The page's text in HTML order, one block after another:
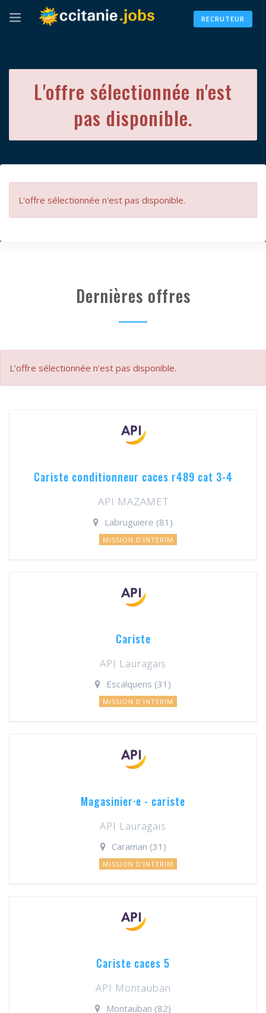
RECRUTEUR
L'offre sélectionnée n'est
pas disponible.
L'offre sélectionnée n'est pas disponible.
Dernières offres
L'offre sélectionnée n'est pas disponible.
Cariste conditionneur caces r489 cat 3-4
API MAZAMET
Labruguiere (81)
MISSION D'INTERIM
Cariste
API Lauragais
Escalquens (31)
MISSION D'INTERIM
Magasinier·e - cariste
API Lauragais
Caraman (31)
MISSION D'INTERIM
Cariste caces 5
API Montauban
Montauban (82)